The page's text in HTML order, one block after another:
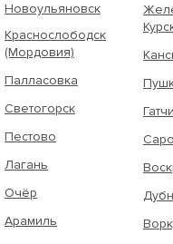
Новоульяновск
Краснослободск
(Мордовия)
Палласовка
Светогорск
Пестово
Лагань
Очёр
Арамиль